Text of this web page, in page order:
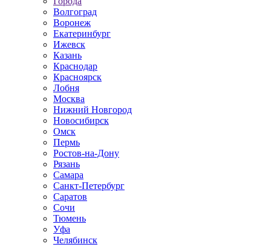
Волгоград
Воронеж
Екатеринбург
Ижевск
Казань
Краснодар
Красноярск
Лобня
Москва
Нижний Новгород
Новосибирск
Омск
Пермь
Ростов-на-Дону
Рязань
Самара
Санкт-Петербург
Саратов
Сочи
Тюмень
Уфа
Челябинск